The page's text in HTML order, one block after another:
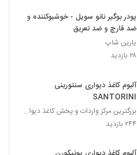
پودر بوگیر نانو سویل - خوشبوکننده و
ضد قارچ و ضد تعریق
یارین شاپ
۲۸ بازدید
آلبوم کاغذ دیواری سنتورینی
SANTORINI
بزرگترین مرکز واردات و پخش کاغذ دیواری
۲۴۴ بازدید